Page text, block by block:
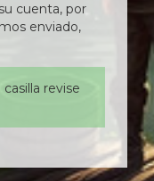
cuenta, por
enviado,
revise